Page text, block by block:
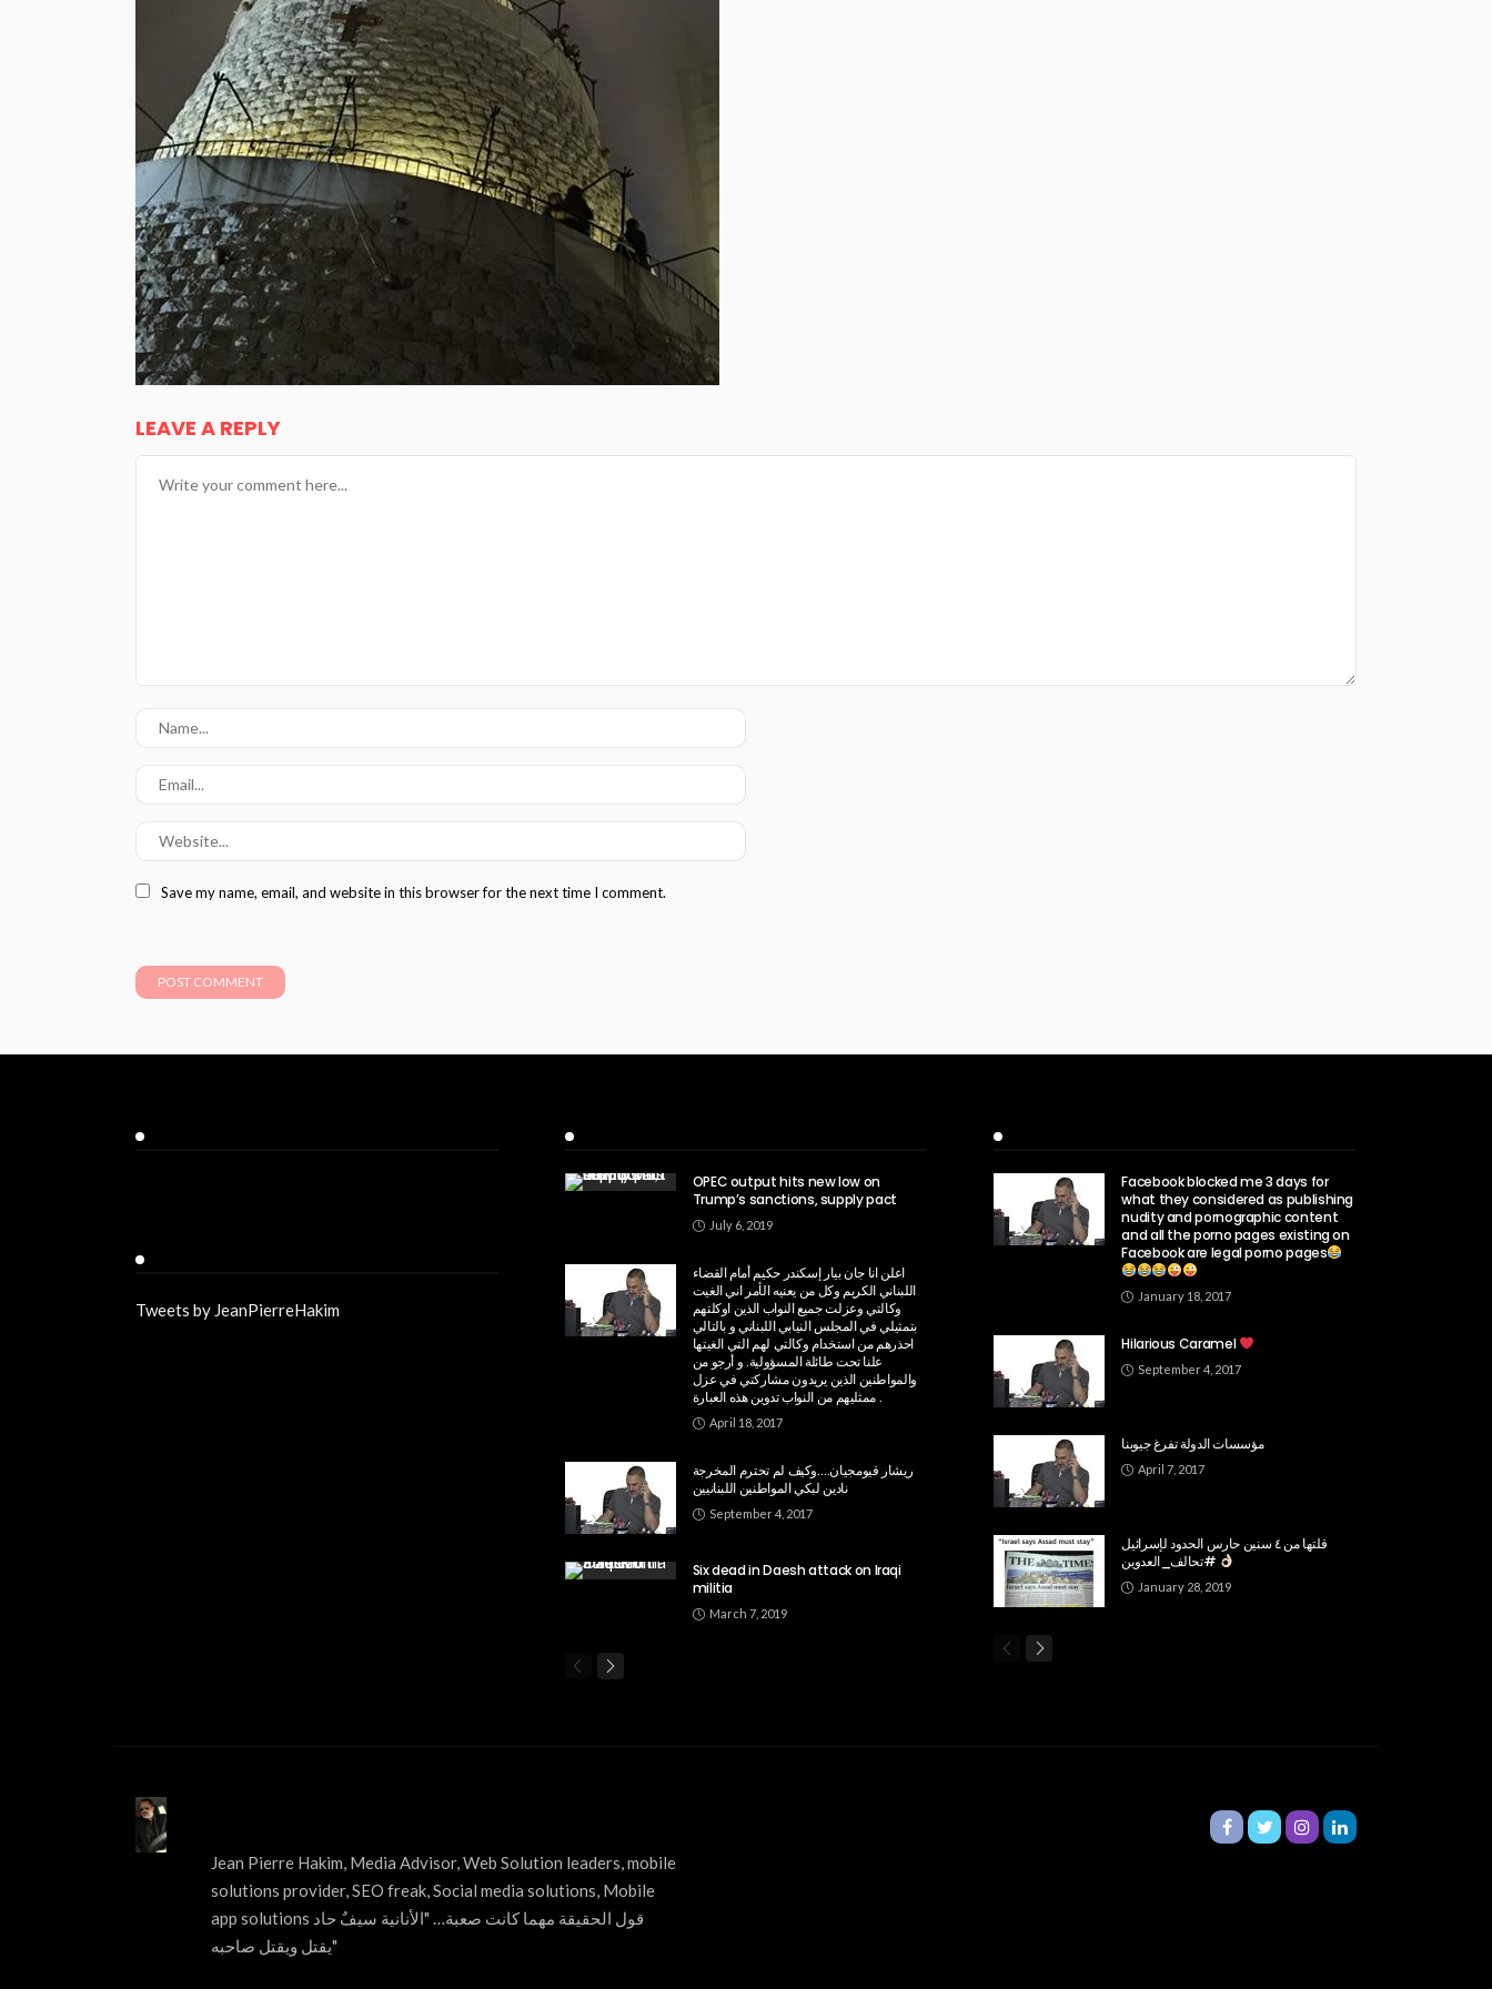
LEAVE A REPLY
Save my name, email, and website in this browser for the next time I comment.
Tweets by JeanPierreHakim
OPEC output hits new low on
Trump’s sanctions, supply pact
July 6, 2019
اعلن انا جان بيار إسكندر حكيم أمام القضاء
اللبناني الكريم وكل من يعنيه الأمر اني الغيت
وكالتي وعزلت جميع النواب الذين اوكلتهم
بتمثيلي في المجلس النيابي اللبناني و بالتالي
احذرهم من استخدام وكالتي لهم التي الغيتها
علنا تحت طائلة المسؤولية. و أرجو من
والمواطنين الذين يريدون مشاركتي في عزل
ممثليهم من النواب تدوين هذه العبارة .
April 18, 2017
ريشار قيومجيان….وكيف لم تحترم المخرجة
نادين لبكي المواطنين اللبنانيين
September 4, 2017
Six dead in Daesh attack on Iraqi
militia
March 7, 2019
Facebook blocked me 3 days for
what they considered as publishing
nudity and pornographic content
and all the porno pages existing on
Facebook are legal porno pages
January 18, 2017
Hilarious Caramel
September 4, 2017
مؤسسات الدولة تفرغ جيوبنا
April 7, 2017
قلتها من ٤ سنين حارس الحدود لإسرائيل
January 28, 2019
Jean Pierre Hakim, Media Advisor, Web Solution leaders, mobile
solutions provider, SEO freak, Social media solutions, Mobile
app solutions قول الحقيقة مهما كانت صعبة… "الأنانية سيفٌ حاد
يقتل ويقتل صاحبه"